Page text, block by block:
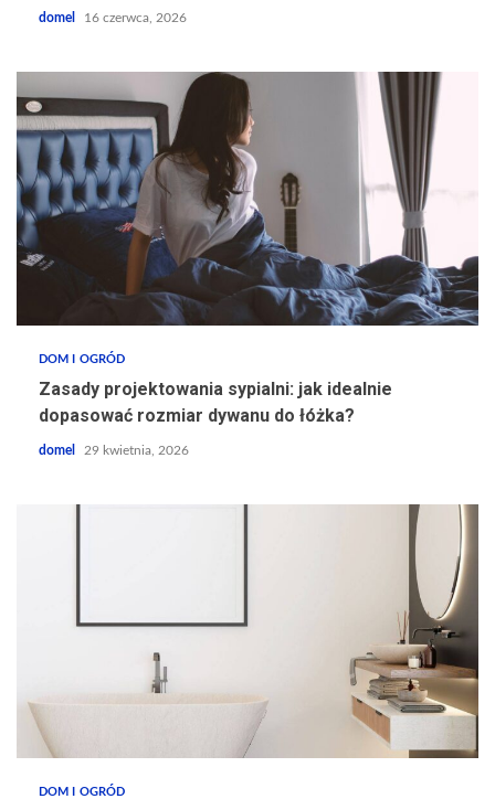
domel 16 czerwca, 2026
DOM I OGRÓD
Zasady projektowania sypialni: jak idealnie
dopasować rozmiar dywanu do łóżka?
domel 29 kwietnia, 2026
DOM I OGRÓD